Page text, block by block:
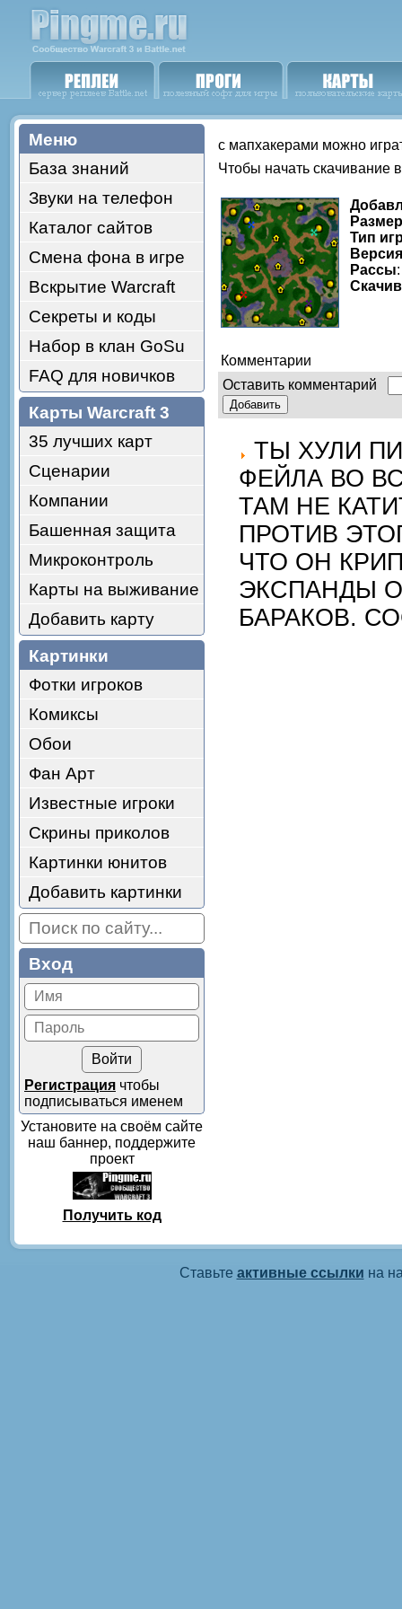
Меню
База знаний
Звуки на телефон
Каталог сайтов
Смена фона в игре
Вскрытие Warcraft
Секреты и коды
Набор в клан GoSu
FAQ для новичков
Карты Warcraft 3
35 лучших карт
Сценарии
Компании
Башенная защита
Микроконтроль
Карты на выживание
Добавить карту
Картинки
Фотки игроков
Комиксы
Обои
Фан Арт
Известные игроки
Скрины приколов
Картинки юнитов
Добавить картинки
Вход
Регистрация чтобы
подписываться именем
Установите на своём сайте
наш баннер, поддержите
проект
Получить код
с мапхакерами можно
Чтобы начать скачивание
Тип
Рассы
Комментарии
Оставить комментарий
ТЫ ХУЛИ
ФЕЙЛА ВО
ТАМ НЕ
ПРОТИВ
ЧТО ОН
ЭКСПАНДЫ
БАРАКОВ.
Ставьте активные ссылки на